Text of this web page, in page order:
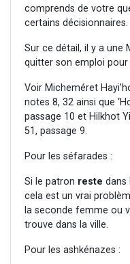
comprends de votre
certains décisionnaires.
Sur ce détail, il y a une
quitter son emploi pour
Voir Micheméret
notes 8, 32 ainsi que
passage 10 et Hilkhot
51, passage 9.
Pour les séfarades :
Si le patron reste dans
cela est un vrai
la seconde femme ou
trouve dans la ville.
Pour les ashkénazes :